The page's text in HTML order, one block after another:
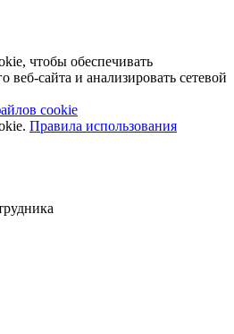
чтобы обеспечивать
веб-сайта и анализировать сетевой
cookie
Правила использования